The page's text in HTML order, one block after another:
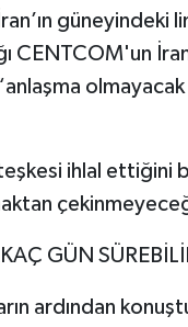
güneyindeki
CENTCOM'un
olmayacak
ihlal ettiğini
GÜN
ardından